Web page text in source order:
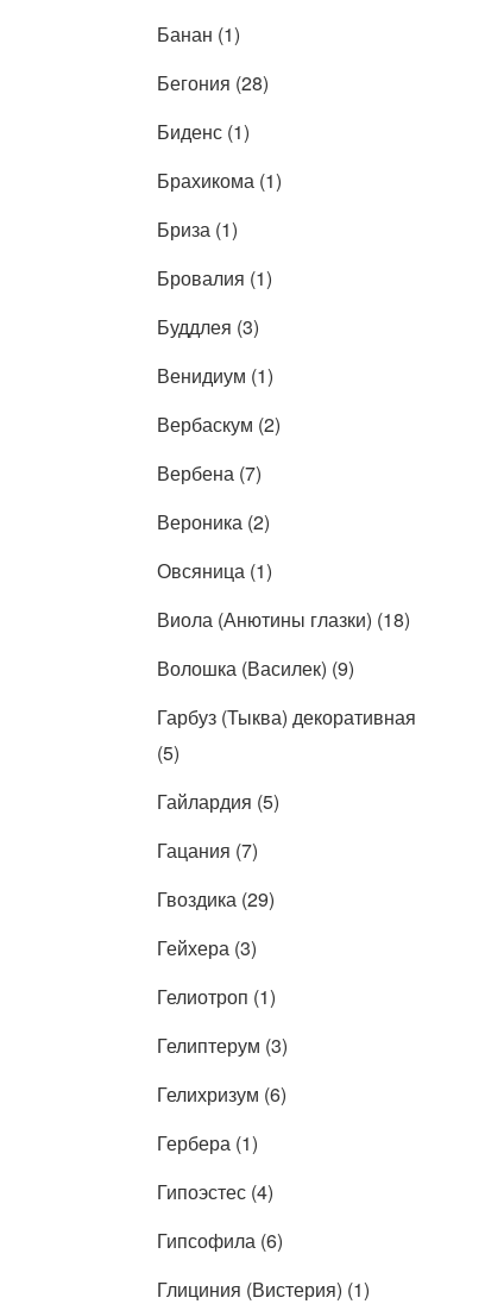
Банан (1)
Бегония (28)
Биденс (1)
Брахикома (1)
Бриза (1)
Бровалия (1)
Буддлея (3)
Венидиум (1)
Вербаскум (2)
Вербена (7)
Вероника (2)
Овсяница (1)
Виола (Анютины глазки) (18)
Волошка (Василек) (9)
Гарбуз (Тыква) декоративная
(5)
Гайлардия (5)
Гацания (7)
Гвоздика (29)
Гейхера (3)
Гелиотроп (1)
Гелиптерум (3)
Гелихризум (6)
Гербера (1)
Гипоэстес (4)
Гипсофила (6)
Глициния (Вистерия) (1)